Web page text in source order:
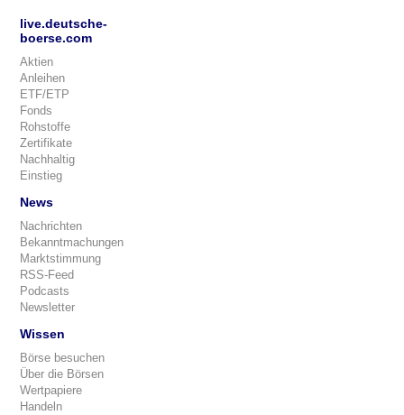
live.deutsche-
boerse.com
Aktien
Anleihen
ETF/ETP
Fonds
Rohstoffe
Zertifikate
Nachhaltig
Einstieg
News
Nachrichten
Bekanntmachungen
Marktstimmung
RSS-Feed
Podcasts
Newsletter
Wissen
Börse besuchen
Über die Börsen
Wertpapiere
Handeln